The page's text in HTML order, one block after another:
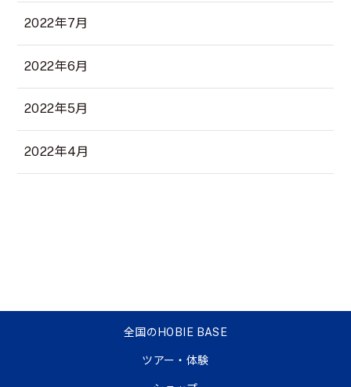
2022年7月
2022年6月
2022年5月
2022年4月
全国のHOBIE BASE
ツアー・体験